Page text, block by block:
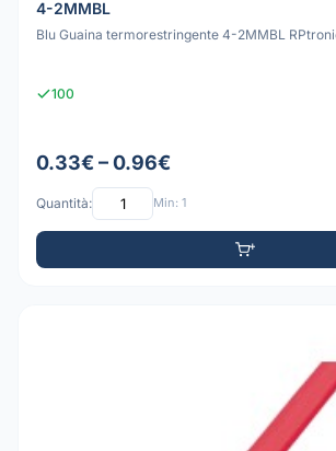
4-2MMBL
Blu Guaina termorestringente 4-2MMBL
100
0.33€ – 0.96€
Quantità: Min: 1